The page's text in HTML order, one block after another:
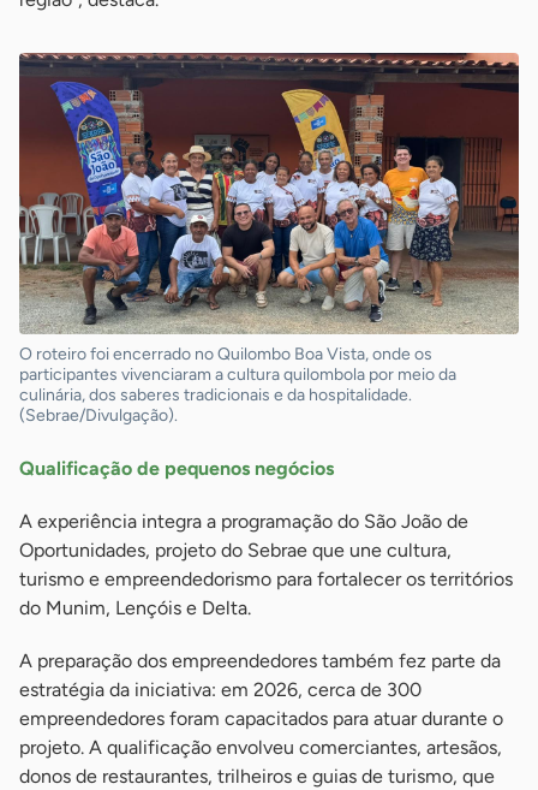
O roteiro foi encerrado no Quilombo Boa Vista, onde os
participantes vivenciaram a cultura quilombola por meio da
culinária, dos saberes tradicionais e da hospitalidade.
(Sebrae/Divulgação).
Qualificação de pequenos negócios
A experiência integra a programação do São João de
Oportunidades, projeto do Sebrae que une cultura,
turismo e empreendedorismo para fortalecer os territórios
do Munim, Lençóis e Delta.
A preparação dos empreendedores também fez parte da
estratégia da iniciativa: em 2026, cerca de 300
empreendedores foram capacitados para atuar durante o
projeto. A qualificação envolveu comerciantes, artesãos,
donos de restaurantes, trilheiros e guias de turismo, que